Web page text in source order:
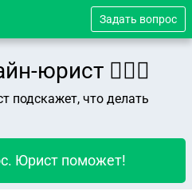
Задать вопрос
юрист 👨🏻‍⚖️
подскажет, что делать
Юрист поможет!